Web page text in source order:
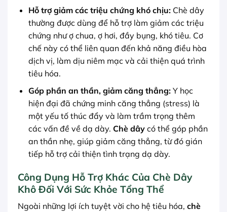
Hỗ trợ giảm các triệu chứng khó chịu:Chè dây
thường được dùng để hỗ trợ làm giảm các triệu
chứng như ợ chua, ợ hơi, đầy bụng, khó tiêu. Cơ
chế này có thể liên quan đến khả năng điều hòa
dịch vị, làm dịu niêm mạc và cải thiện quá trình
tiêu hóa.
Góp phần an thần, giảm căng thẳng:Y học
hiện đại đã chứng minh căng thẳng (stress) là
một yếu tố thúc đẩy và làm trầm trọng thêm
các vấn đề về dạ dày. Chè dâycó thể góp phần
an thần nhẹ, giúp giảm căng thẳng, từ đó gián
tiếp hỗ trợ cải thiện tình trạng dạ dày.
Công Dụng Hỗ Trợ Khác Của Chè Dây
Khô Đối Với Sức Khỏe Tổng Thể
Ngoài những lợi ích tuyệt vời cho hệ tiêu hóa, chè